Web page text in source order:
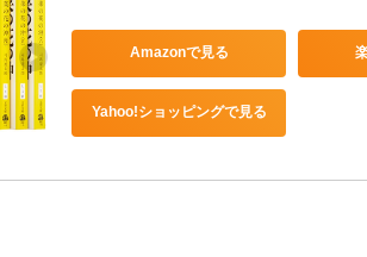
Amazonで見る
Yahoo!ショッピングで見る